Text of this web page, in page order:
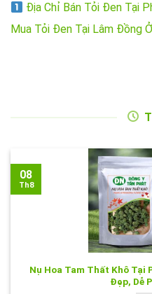
Địa Chỉ Bán Tỏi Đen Tại
Mua Tỏi Đen Tại Lâm Đồng
Nụ Hoa Tam Thất Khô Tại
Đẹp, Dễ
08
Th8